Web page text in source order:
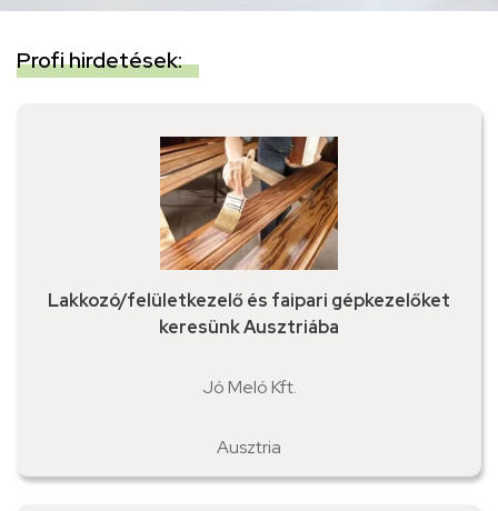
Profi hirdetések:
Lakkozó/felületkezelő és faipari gépkezelőket
keresünk Ausztriába
Jó Meló Kft.
Ausztria